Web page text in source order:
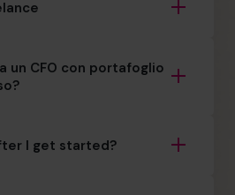
un CFO con portafoglio
I get started?